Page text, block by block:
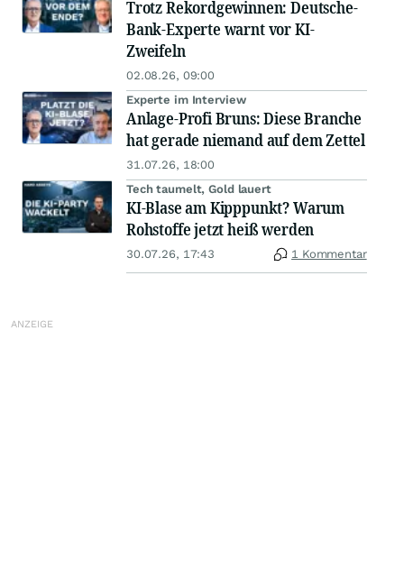
Trotz Rekordgewinnen: Deutsche-
Bank-Experte warnt vor KI-
Zweifeln
02.08.26, 09:00
Experte im Interview
Anlage-Profi Bruns: Diese Branche
hat gerade niemand auf dem Zettel
31.07.26, 18:00
Tech taumelt, Gold lauert
KI-Blase am Kipppunkt? Warum
Rohstoffe jetzt heiß werden
30.07.26, 17:43 1 Kommentar